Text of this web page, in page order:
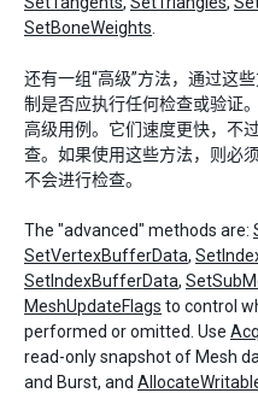
SetBoneWeights
还有一组“高级”方法，通过这
制是否应执行任何检查或验证
高级用例。它们速度更快，不
查。如果使用这些方法，则必
不会进行检查。
The "advanced" methods are:
SetVertexBufferData,
SetIndexBufferData,
MeshUpdateFlags to control
performed or omitted. Use
read-only snapshot of Mesh
and Burst, and